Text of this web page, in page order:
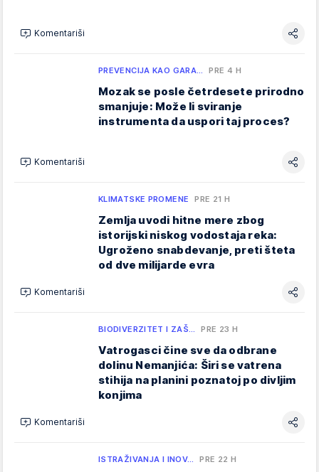
Komentariši
PREVENCIJA KAO GARA… PRE 4 H
Mozak se posle četrdesete prirodno
smanjuje: Može li sviranje
instrumenta da uspori taj proces?
Komentariši
KLIMATSKE PROMENE PRE 21 H
Zemlja uvodi hitne mere zbog
istorijski niskog vodostaja reka:
Ugroženo snabdevanje, preti šteta
od dve milijarde evra
Komentariši
BIODIVERZITET I ZAŠ… PRE 23 H
Vatrogasci čine sve da odbrane
dolinu Nemanjića: Širi se vatrena
stihija na planini poznatoj po divljim
konjima
Komentariši
ISTRAŽIVANJA I INOV… PRE 22 H